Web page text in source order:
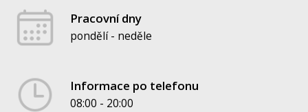
Pracovní dny
pondělí - neděle
Informace po telefonu
08:00 - 20:00